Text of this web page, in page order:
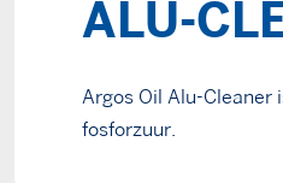
ALU-
Argos Oil Alu-Cleaner
fosforzuur.